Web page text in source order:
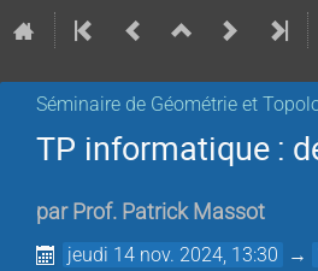
Séminaire de Géométrie et
TP informatique :
par Prof. Patrick Massot
jeudi 14 nov. 2024, 13:30 →